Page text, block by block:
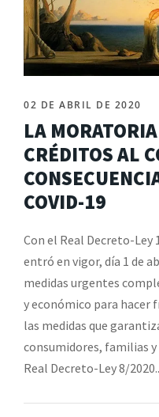
02 DE ABRIL DE 2020
LA
CRÉDITOS AL
COVID-19
Con el Real Decreto-Ley
entró en vigor, día 1 de
medidas urgentes
y económico para hacer
las medidas que
consumidores, familias
Real Decreto-Ley 8/